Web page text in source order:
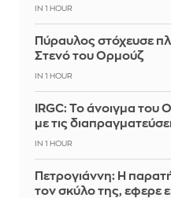
IN 1 HOUR
Πύραυλος στόχευσε
Στενό του Ορμούζ
IN 1 HOUR
IRGC: Το άνοιγμα του
με τις
IN 1 HOUR
Πετρογιάννη: Η
τον σκύλο της, εφερε